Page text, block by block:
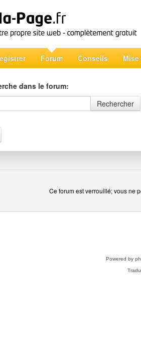
Forum Conseils Mise
dans le forum:
dans le forum
Rechercher
Ce forum est verrouillé; vous ne
Powered by